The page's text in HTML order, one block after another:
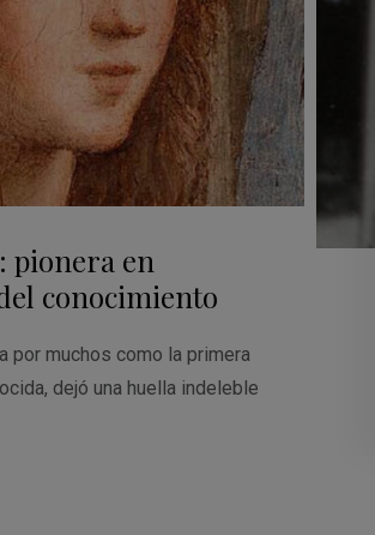
pionera en
conocimiento
por muchos como la primera
dejó una huella indeleble